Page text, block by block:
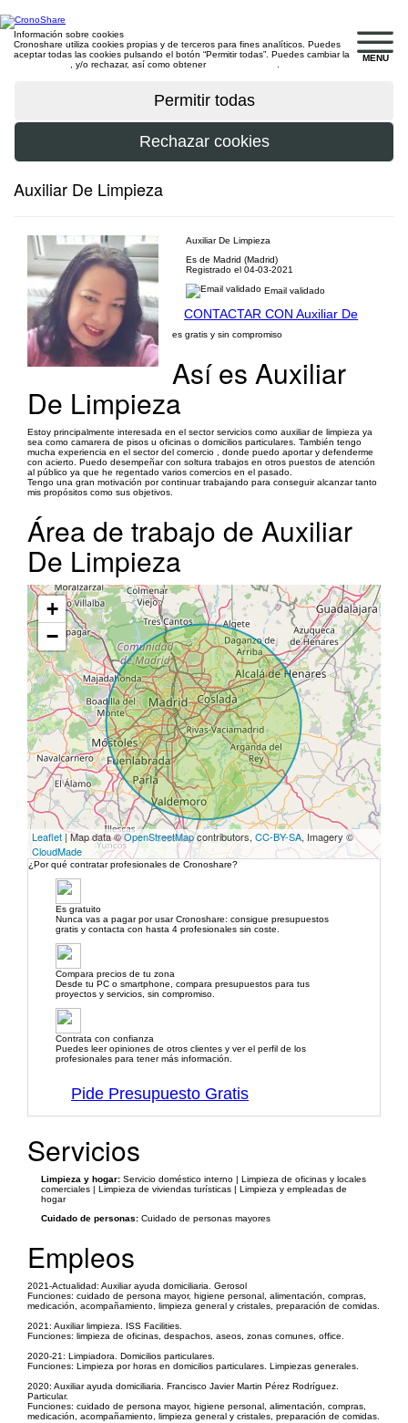
MENU
Información sobre cookies
Cronoshare utiliza cookies propias y de terceros para fines analíticos. Puedes
aceptar todas las cookies pulsando el botón “Permitir todas”. Puedes cambiar la
, y/o rechazar, así como obtener
Auxiliar De Limpieza
Auxiliar De Limpieza
Es de Madrid (Madrid)
Registrado el 04-03-2021
Email validado
CONTACTAR CON Auxiliar De
es gratis y sin compromiso
Así es Auxiliar
De Limpieza
Estoy principalmente interesada en el sector servicios como auxiliar de limpieza ya
sea como camarera de pisos u oficinas o domicilios particulares. También tengo
mucha experiencia en el sector del comercio , donde puedo aportar y defenderme
con acierto. Puedo desempeñar con soltura trabajos en otros puestos de atención
al público ya que he regentado varios comercios en el pasado.
Tengo una gran motivación por continuar trabajando para conseguir alcanzar tanto
mis propósitos como sus objetivos.
Área de trabajo de Auxiliar
De Limpieza
+
−
Leaflet | Map data ©OpenStreetMapcontributors, CC-BY-SA, Imagery ©
CloudMade
¿Por qué contratar profesionales de Cronoshare?
Es gratuito
Nunca vas a pagar por usar Cronoshare: consigue presupuestos
gratis y contacta con hasta 4 profesionales sin coste.
Compara precios de tu zona
Desde tu PC o smartphone, compara presupuestos para tus
proyectos y servicios, sin compromiso.
Contrata con confianza
Puedes leer opiniones de otros clientes y ver el perfil de los
profesionales para tener más información.
Pide Presupuesto Gratis
Servicios
Limpieza y hogar: Servicio doméstico interno | Limpieza de oficinas y locales
comerciales | Limpieza de viviendas turísticas | Limpieza y empleadas de
hogar
Cuidado de personas: Cuidado de personas mayores
Empleos
2021-Actualidad: Auxiliar ayuda domiciliaria. Gerosol
Funciones: cuidado de persona mayor, higiene personal, alimentación, compras,
medicación, acompañamiento, limpieza general y cristales, preparación de comidas.
2021: Auxiliar limpieza. ISS Facilities.
Funciones: limpieza de oficinas, despachos, aseos, zonas comunes, office.
2020-21: Limpiadora. Domicilios particulares.
Funciones: Limpieza por horas en domicilios particulares. Limpiezas generales.
2020: Auxiliar ayuda domiciliaria. Francisco Javier Martin Pérez Rodríguez.
Particular.
Funciones: cuidado de persona mayor, higiene personal, alimentación, compras,
medicación, acompañamiento, limpieza general y cristales, preparación de comidas.